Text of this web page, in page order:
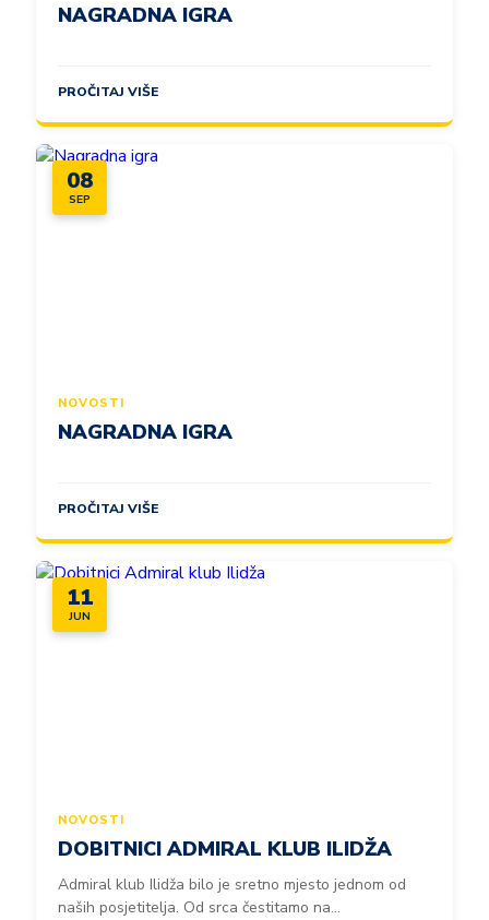
NAGRADNA IGRA
PROČITAJ VIŠE
08
SEP
NOVOSTI
NAGRADNA IGRA
PROČITAJ VIŠE
11
JUN
NOVOSTI
DOBITNICI ADMIRAL KLUB ILIDŽA
Admiral klub Ilidža bilo je sretno mjesto jednom od
naših posjetitelja. Od srca čestitamo na...